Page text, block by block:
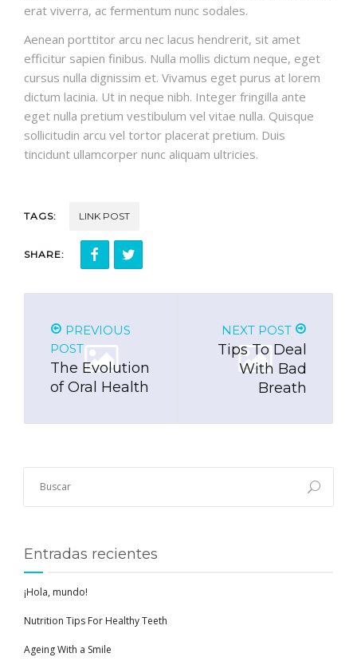
erat viverra, ac fermentum nunc sodales.
Aenean porttitor arcu nec lacus hendrerit, sit amet
efficitur sapien finibus. Nulla mollis dictum neque, eget
cursus nulla dignissim et. Vivamus eget purus at lorem
dictum lacinia. Ut in neque nibh. Integer fringilla ante
eget nulla pretium vestibulum vel vitae nulla. Quisque
sollicitudin arcu vel tortor placerat pretium. Duis
tincidunt ullamcorper nunc aliquam ultricies.
TAGS: LINK POST
SHARE:
PREVIOUS
POST
The Evolution
of Oral Health
NEXT POST
Tips To Deal
With Bad
Breath
Entradas recientes
¡Hola, mundo!
Nutrition Tips For Healthy Teeth
Ageing With a Smile